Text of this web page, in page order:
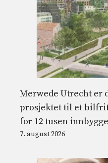
Merwede Utrecht er
prosjektet til et
for 12 tusen
7. august 2026